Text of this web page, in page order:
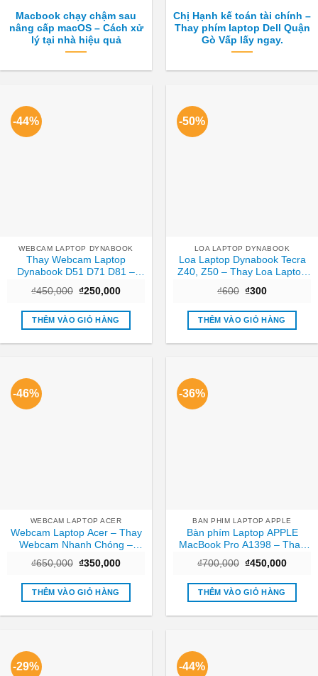
Macbook chạy chậm sau
nâng cấp macOS – Cách xử
lý tại nhà hiệu quả
Chị Hạnh kế toán tài chính –
Thay phím laptop Dell Quận
Gò Vấp lấy ngay.
-44%
WEBCAM LAPTOP DYNABOOK
Thay Webcam Laptop
Dynabook D51 D71 D81 –
TPHCM
₫450,000 Giá
là:
₫450,000.
₫250,000Giá
tại
₫250,000.
THÊM VÀO GIỎ HÀNG
-50%
LOA LAPTOP DYNABOOK
Loa Laptop Dynabook Tecra
Z40, Z50 – Thay Loa Laptop
₫600 Giá
là:
₫600.
₫300Giá
tại
là:
₫300.
THÊM VÀO GIỎ HÀNG
-46%
WEBCAM LAPTOP ACER
Webcam Laptop Acer – Thay
Webcam Nhanh Chóng –
₫650,000 Giá
là:
₫650,000.
₫350,000Giá
tại
₫350,000.
THÊM VÀO GIỎ HÀNG
-36%
BAN PHIM LAPTOP APPLE
Bàn phím Laptop APPLE
MacBook Pro A1398 – Thay
₫700,000 Giá
là:
₫700,000.
₫450,000Giá
tại
THÊM VÀO GIỎ HÀNG
-29% -44%